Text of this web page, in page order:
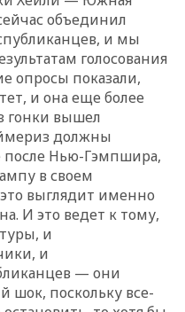
объединил
и мы
голосования
опросы показали,
и она еще более
гонки вышел
должны
Нью-Гэмпшира,
в своем
выглядит именно
И это ведет к тому,
и
и
— они
поскольку все-